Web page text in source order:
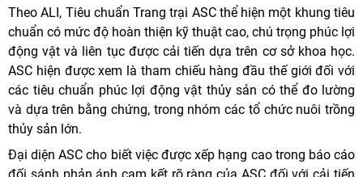
Theo ALI, Tiêu chuẩn Trang trại ASC thể hiện một khung tiêu
chuẩn có mức độ hoàn thiện kỹ thuật cao, chú trọng phúc lợi
động vật và liên tục được cải tiến dựa trên cơ sở khoa học.
ASC hiện được xem là tham chiếu hàng đầu thế giới đối với
các tiêu chuẩn phúc lợi động vật thủy sản có thể đo lường
và dựa trên bằng chứng, trong nhóm các tổ chức nuôi trồng
thủy sản lớn.
Đại diện ASC cho biết việc được xếp hạng cao trong báo cáo